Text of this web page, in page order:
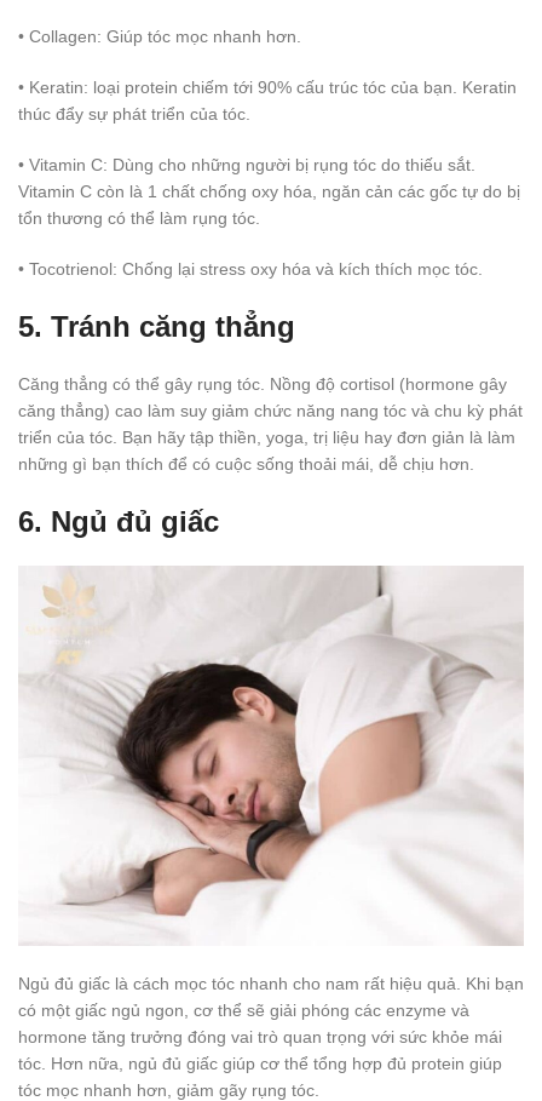
• Collagen: Giúp tóc mọc nhanh hơn.
• Keratin: loại protein chiếm tới 90% cấu trúc tóc của bạn. Keratin
thúc đẩy sự phát triển của tóc.
• Vitamin C: Dùng cho những người bị rụng tóc do thiếu sắt.
Vitamin C còn là 1 chất chống oxy hóa, ngăn cản các gốc tự do bị
tổn thương có thể làm rụng tóc.
• Tocotrienol: Chống lại stress oxy hóa và kích thích mọc tóc.
5. Tránh căng thẳng
Căng thẳng có thể gây rụng tóc. Nồng độ cortisol (hormone gây
căng thẳng) cao làm suy giảm chức năng nang tóc và chu kỳ phát
triển của tóc. Bạn hãy tập thiền, yoga, trị liệu hay đơn giản là làm
những gì bạn thích để có cuộc sống thoải mái, dễ chịu hơn.
6. Ngủ đủ giấc
Ngủ đủ giấc là cách mọc tóc nhanh cho nam rất hiệu quả. Khi bạn
có một giấc ngủ ngon, cơ thể sẽ giải phóng các enzyme và
hormone tăng trưởng đóng vai trò quan trọng với sức khỏe mái
tóc. Hơn nữa, ngủ đủ giấc giúp cơ thể tổng hợp đủ protein giúp
tóc mọc nhanh hơn, giảm gãy rụng tóc.